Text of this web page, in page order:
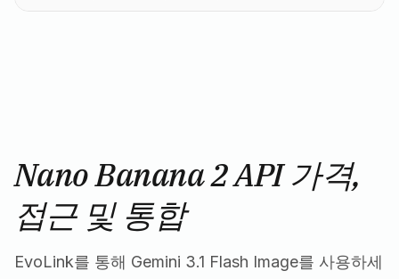
Nano Banana 2 API 가격,
접근 및 통합
EvoLink를 통해 Gemini 3.1 Flash Image를 사용하세